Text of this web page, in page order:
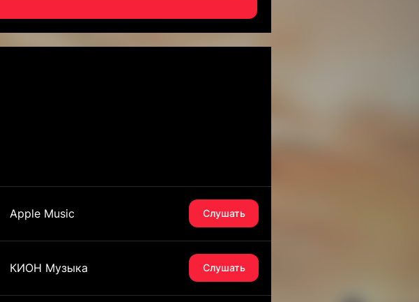
Apple Music Слушать
КИОН Музыка Слушать